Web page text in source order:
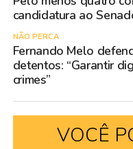
candidatura ao
NÃO PERCA
Fernando Melo
detentos: “Garantir
crimes”
VOCÊ